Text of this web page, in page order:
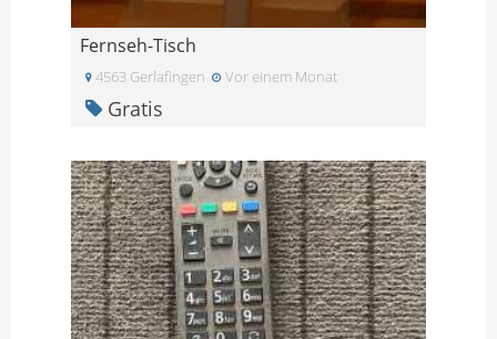
Fernseh-Tisch
4563 Gerlafingen Vor einem Monat
Gratis